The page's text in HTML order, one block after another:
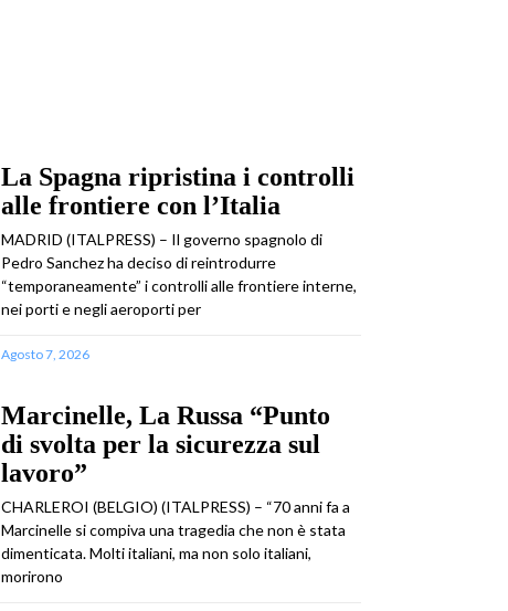
La Spagna ripristina i controlli
alle frontiere con l’Italia
MADRID (ITALPRESS) – Il governo spagnolo di
Pedro Sanchez ha deciso di reintrodurre
“temporaneamente” i controlli alle frontiere interne,
nei porti e negli aeroporti per
Agosto 7, 2026
Marcinelle, La Russa “Punto
di svolta per la sicurezza sul
lavoro”
CHARLEROI (BELGIO) (ITALPRESS) – “70 anni fa a
Marcinelle si compiva una tragedia che non è stata
dimenticata. Molti italiani, ma non solo italiani,
morirono